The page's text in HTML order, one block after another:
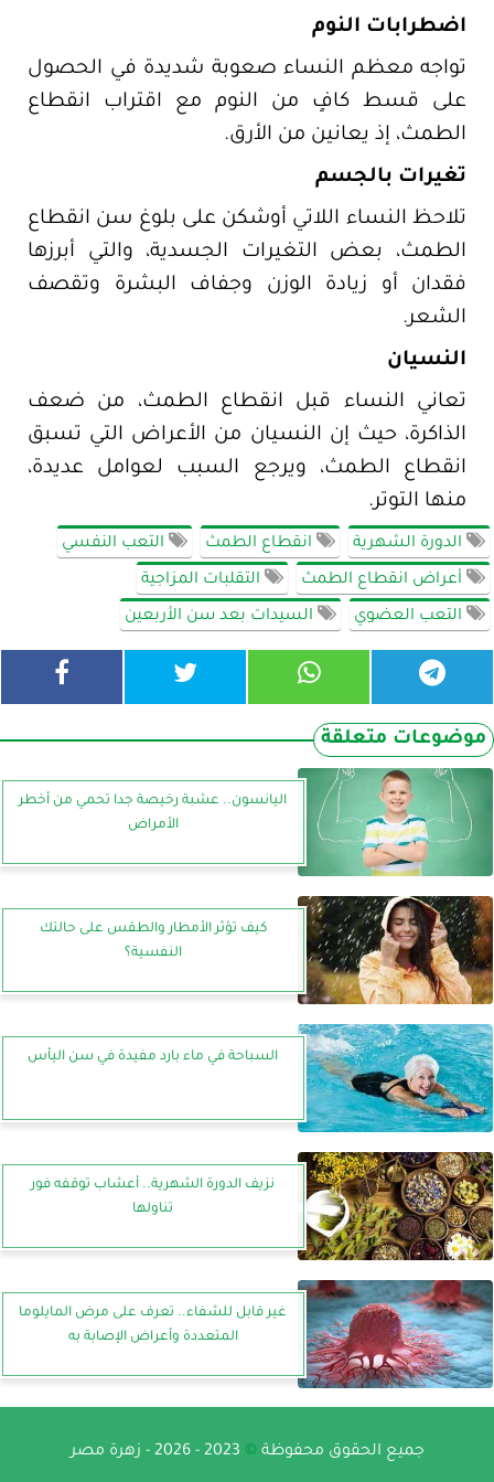
اضطرابات النوم
تواجه معظم النساء صعوبة شديدة في الحصول
على قسط كافٍ من النوم مع اقتراب انقطاع
الطمث، إذ يعانين من الأرق.
تغيرات بالجسم
تلاحظ النساء اللاتي أوشكن على بلوغ سن انقطاع
الطمث، بعض التغيرات الجسدية، والتي أبرزها
فقدان أو زيادة الوزن وجفاف البشرة وتقصف
الشعر.
النسيان
تعاني النساء قبل انقطاع الطمث، من ضعف
الذاكرة، حيث إن النسيان من الأعراض التي تسبق
انقطاع الطمث، ويرجع السبب لعوامل عديدة،
منها التوتر.
الدورة الشهرية انقطاع الطمث التعب النفسي
أعراض انقطاع الطمث التقلبات المزاجية
التعب العضوي السيدات بعد سن الأربعين
موضوعات متعلقة
اليانسون.. عشبة رخيصة جدا تحمي من أخطر
الأمراض
كيف تؤثر الأمطار والطقس على حالتك
النفسية؟
السباحة في ماء بارد مفيدة في سن اليأس
نزيف الدورة الشهرية.. أعشاب توقفه فور
تناولها
غير قابل للشفاء.. تعرف على مرض المايلوما
المتعددة وأعراض الإصابة به
جميع الحقوق محفوظة ©